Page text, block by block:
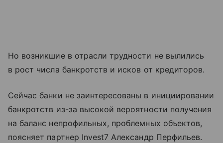
Но возникшие в отрасли трудности не вылились
в рост числа банкротств и исков от кредиторов.
Сейчас банки не заинтересованы в инициировании
банкротств из-за высокой вероятности получения
на баланс непрофильных, проблемных объектов,
поясняет партнер Invest7 Александр Перфильев.